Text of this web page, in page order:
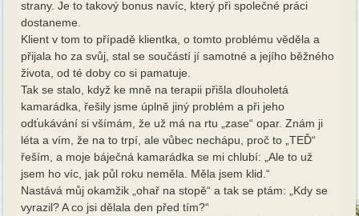
strany. Je to takový bonus navíc, který při společné práci
dostaneme.
Klient v tom to případě klientka, o tomto problému věděla a
přijala ho za svůj, stal se součástí jí samotné a jejího běžného
života, od té doby co si pamatuje.
Tak se stalo, když ke mně na terapii přišla dlouholetá
kamarádka, řešily jsme úplně jiný problém a při jeho
odťukávání si všímám, že už má na rtu „zase“ opar. Znám ji
léta a vím, že na to trpí, ale vůbec nechápu, proč to „TEĎ“
řeším, a moje báječná kamarádka se mi chlubí: „Ale to už
jsem ho víc, jak půl roku neměla. Měla jsem klid.“
Nastává můj okamžik „ohař na stopě“ a tak se ptám: „Kdy se
vyrazil? A co jsi dělala den před tím?“